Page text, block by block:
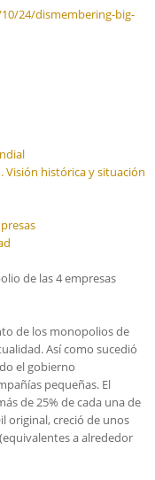
24/dismembering-big-
Visión histórica y situación
de las 4 empresas
de los monopolios de
Así como sucedió
el gobierno
pequeñas. El
de 25% de cada una de
original, creció de unos
a alrededor